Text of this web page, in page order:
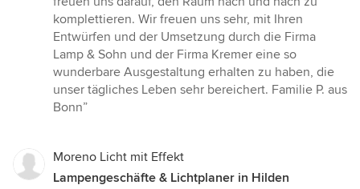
komplettieren. Wir freuen uns sehr, mit Ihren
Entwürfen und der Umsetzung durch die Firma
Lamp & Sohn und der Firma Kremer eine so
wunderbare Ausgestaltung erhalten zu haben, die
unser tägliches Leben sehr bereichert. Familie P. aus
Bonn”
Moreno Licht mit Effekt
Lampengeschäfte & Lichtplaner in Hilden